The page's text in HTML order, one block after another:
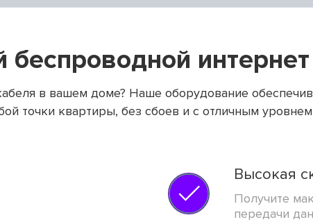
беспроводной
в вашем доме? Наше оборудование
точки квартиры, без сбоев и с отличным
Высокая
Получите
передачи